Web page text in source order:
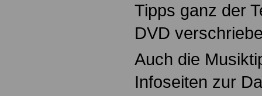
Tipps ganz der
DVD
Auch die
Infoseiten zur